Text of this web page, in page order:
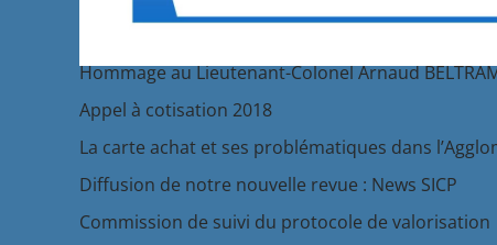
Hommage au Lieutenant-Colonel Arnaud
Appel à cotisation 2018
La carte achat et ses problématiques dans
Diffusion de notre nouvelle revue : News SICP
Commission de suivi du protocole de valorisation